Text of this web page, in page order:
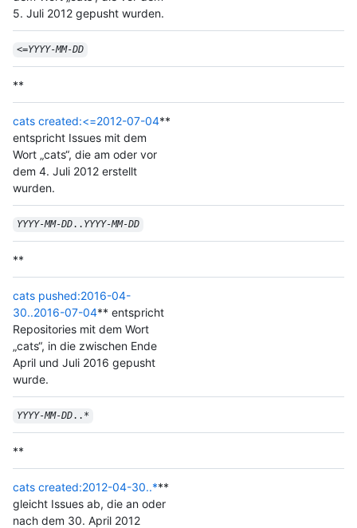
5. Juli 2012 gepusht wurden.
<=YYYY-MM-DD
**
cats created:<=2012-07-04**
entspricht Issues mit dem
Wort „cats“, die am oder vor
dem 4. Juli 2012 erstellt
wurden.
YYYY-MM-DD.. YYYY-MM-DD
**
cats pushed:2016-04-
30..2016-07-04** entspricht
Repositories mit dem Wort
„cats“, in die zwischen Ende
April und Juli 2016 gepusht
wurde.
YYYY-MM-DD..*
**
cats created:2012-04-30..***
gleicht Issues ab, die an oder
nach dem 30. April 2012